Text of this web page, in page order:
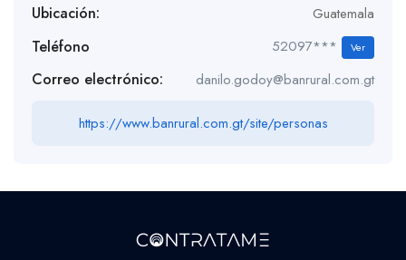
Ubicación: Guatemala
Teléfono 52097*** Ver
Correo electrónico: danilo.godoy@banrural.com.gt
https://www.banrural.com.gt/site/personas